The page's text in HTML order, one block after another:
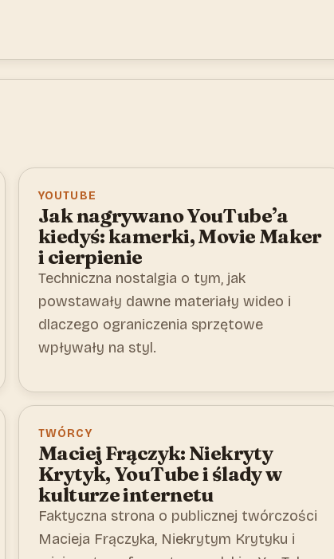
YOUTUBE
Jak nagrywano YouTube’a
kiedyś: kamerki, Movie Maker
i cierpienie
Techniczna nostalgia o tym, jak
powstawały dawne materiały wideo i
dlaczego ograniczenia sprzętowe
wpływały na styl.
TWÓRCY
Maciej Frączyk: Niekryty
Krytyk, YouTube i ślady w
kulturze internetu
Faktyczna strona o publicznej twórczości
Macieja Frączyka, Niekrytym Krytyku i